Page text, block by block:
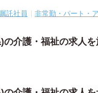
託社員 非常勤・パート・
の介護・福祉の求人